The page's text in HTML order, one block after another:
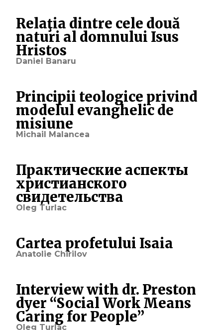
Relaţia dintre cele două
naturi al domnului Isus
Hristos
Daniel Banaru
Principii teologice privind
modelul evanghelic de
misiune
Michail Malancea
Практические аспекты
христианского
свидетельства
Oleg Turlac
Cartea profetului Isaia
Anatolie Chirilov
Interview with dr. Preston
dyer “Social Work Means
Caring for People”
Oleg Turlac